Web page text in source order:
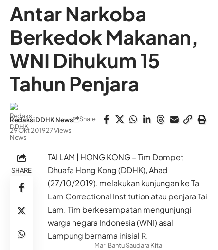
Antar Narkoba
Berkedok Makanan,
WNI Dihukum 15
Tahun Penjara
Redaksi DDHK News
29 Okt 201927 Views
Share
SHARE
TAI LAM | HONG KONG – Tim Dompet
Dhuafa Hong Kong (DDHK), Ahad
(27/10/2019), melakukan kunjungan ke Tai
Lam Correctional Institution atau penjara Tai
Lam. Tim berkesempatan mengunjungi
warga negara Indonesia (WNI) asal
Lampung bernama inisial R.
- Mari Bantu Saudara Kita -